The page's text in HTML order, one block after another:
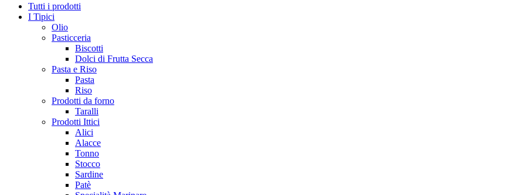
Tutti i prodotti
I Tipici
Olio
Pasticceria
Biscotti
Dolci di Frutta Secca
Pasta e Riso
Pasta
Riso
Prodotti da forno
Taralli
Prodotti Ittici
Alici
Alacce
Tonno
Stocco
Sardine
Patè